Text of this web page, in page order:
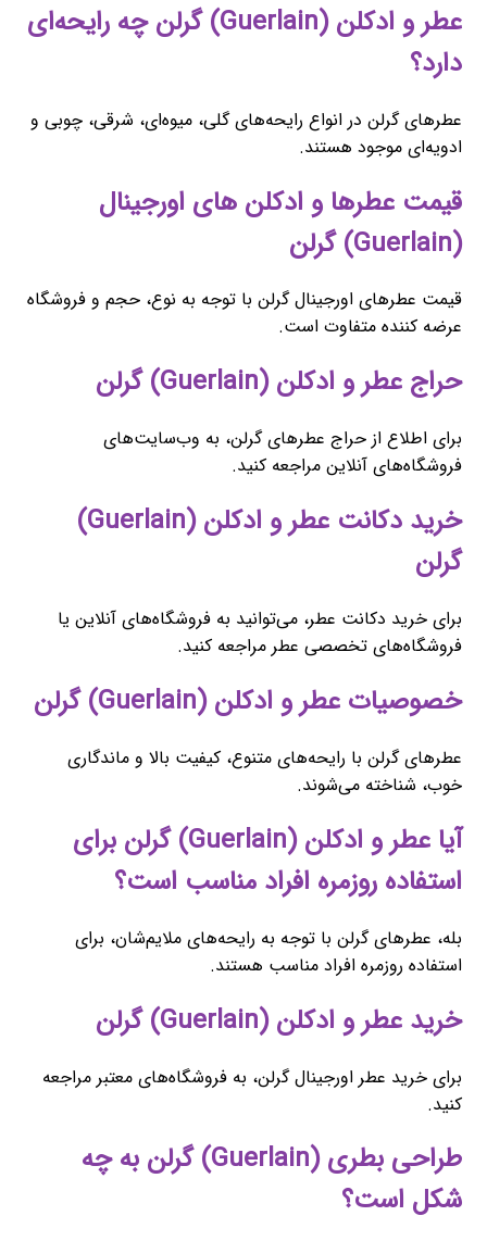
عطر و ادکلن (Guerlain) گرلن چه رایحه‌ای
دارد؟
عطرهای گرلن در انواع رایحه‌های گلی، میوه‌ای، شرقی، چوبی و
ادویه‌ای موجود هستند.
قیمت عطرها و ادکلن های اورجینال
(Guerlain) گرلن
قیمت عطرهای اورجینال گرلن با توجه به نوع، حجم و فروشگاه
عرضه کننده متفاوت است.
حراج عطر و ادکلن (Guerlain) گرلن
برای اطلاع از حراج عطرهای گرلن، به وب‌سایت‌های
فروشگاه‌های آنلاین مراجعه کنید.
خرید دکانت عطر و ادکلن (Guerlain)
گرلن
برای خرید دکانت عطر، می‌توانید به فروشگاه‌های آنلاین یا
فروشگاه‌های تخصصی عطر مراجعه کنید.
خصوصیات عطر و ادکلن (Guerlain) گرلن
عطرهای گرلن با رایحه‌های متنوع، کیفیت بالا و ماندگاری
خوب، شناخته می‌شوند.
آیا عطر و ادکلن (Guerlain) گرلن برای
استفاده روزمره افراد مناسب است؟
بله، عطرهای گرلن با توجه به رایحه‌های ملایم‌شان، برای
استفاده روزمره افراد مناسب هستند.
خرید عطر و ادکلن (Guerlain) گرلن
برای خرید عطر اورجینال گرلن، به فروشگاه‌های معتبر مراجعه
کنید.
طراحی بطری (Guerlain) گرلن به چه
شکل است؟